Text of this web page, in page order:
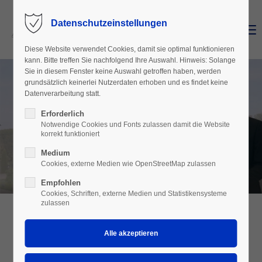
Login
Benutzername
Passwort
Anmelden
Register|Lost your password?
Support
KARRIERE BEI MMG
Datenschutzeinstellungen
Diese Website verwendet Cookies, damit sie optimal funktionieren
kann. Bitte treffen Sie nachfolgend Ihre Auswahl. Hinweis: Solange
Sie in diesem Fenster keine Auswahl getroffen haben, werden
grundsätzlich keinerlei Nutzerdaten erhoben und es findet keine
Datenverarbeitung statt.
Erforderlich
Notwendige Cookies und Fonts zulassen damit die Website
korrekt funktioniert
Medium
Cookies, externe Medien wie OpenStreetMap zulassen
Empfohlen
Cookies, Schriften, externe Medien und Statistikensysteme
zulassen